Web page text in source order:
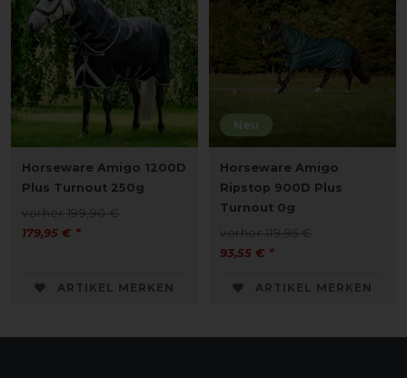
Horseware Amigo 1200D
Plus Turnout 250g
vorher 199,90 €
179,95 € *
ARTIKEL MERKEN
Neu
Horseware Amigo
Ripstop 900D Plus
Turnout 0g
vorher 119,95 €
93,55 € *
ARTIKEL MERKEN